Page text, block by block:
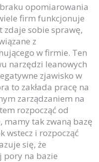
opomiarowania
firm funkcjonuje
sobie sprawę,
z
w firmie. Ten
narzędzi leanowych
zjawisko w
to zakłada pracę na
zarządzaniem na
rozpocząć od
mamy tak zwaną bazę
wstecz i rozpocząć
się, że
pory na bazie